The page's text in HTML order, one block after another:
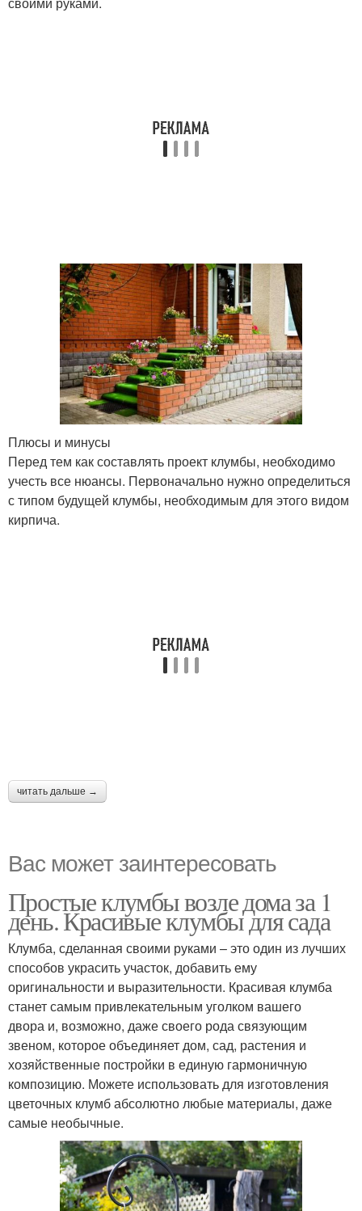
Плюсы и минусы
Перед тем как составлять проект клумбы, необходимо
учесть все нюансы. Первоначально нужно определиться
с типом будущей клумбы, необходимым для этого видом
кирпича.
читать дальше →
Вас может заинтересовать
Простые клумбы возле дома за 1
день. Красивые клумбы для сада
Клумба, сделанная своими руками – это один из лучших
способов украсить участок, добавить ему
оригинальности и выразительности. Красивая клумба
станет самым привлекательным уголком вашего
двора и, возможно, даже своего рода связующим
звеном, которое объединяет дом, сад, растения и
хозяйственные постройки в единую гармоничную
композицию. Можете использовать для изготовления
цветочных клумб абсолютно любые материалы, даже
самые необычные.